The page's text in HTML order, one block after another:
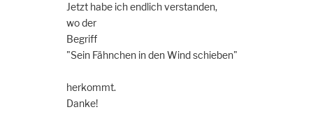
Jetzt habe ich endlich verstanden,
wo der
Begriff
"Sein Fähnchen in den Wind schieben"
herkommt.
Danke!